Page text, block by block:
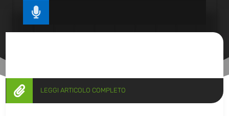

 LEGGI ARTICOLO COMPLETO